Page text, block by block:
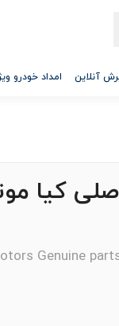
آنلاین امداد خودرو
Genuine